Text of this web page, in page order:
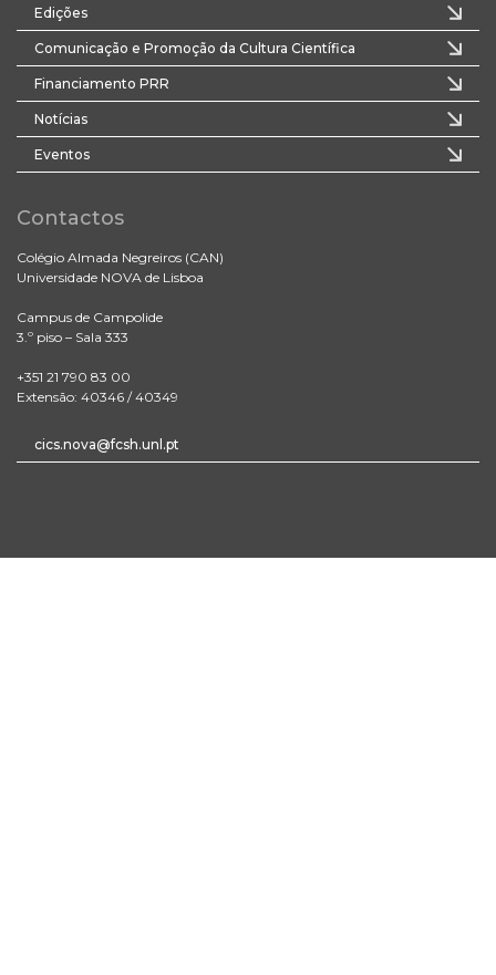
Edições
Comunicação e Promoção da Cultura Científica
Financiamento PRR
Notícias
Eventos
Contactos
Colégio Almada Negreiros (CAN)
Universidade NOVA de Lisboa
Campus de Campolide
3.º piso – Sala 333
+351 21 790 83 00
Extensão: 40346 / 40349
cics.nova@fcsh.unl.pt